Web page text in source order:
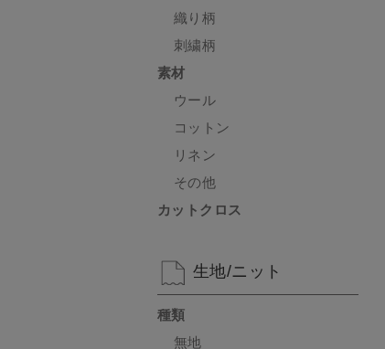
織り柄
刺繍柄
素材
ウール
コットン
リネン
その他
カットクロス
生地/ニット
種類
無地